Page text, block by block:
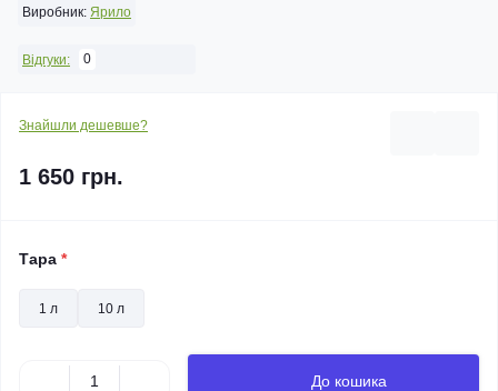
Виробник: Ярило
Відгуки: 0
Знайшли дешевше?
1 650 грн.
Тара *
1 л 10 л
До кошика